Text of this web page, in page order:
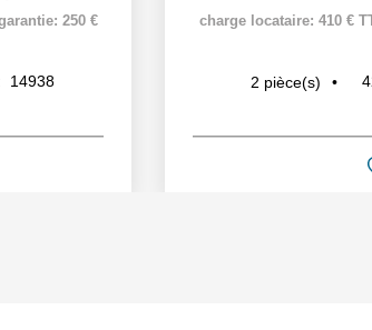
250 €
14938
charge locataire: 410 €
2 pièce(s)